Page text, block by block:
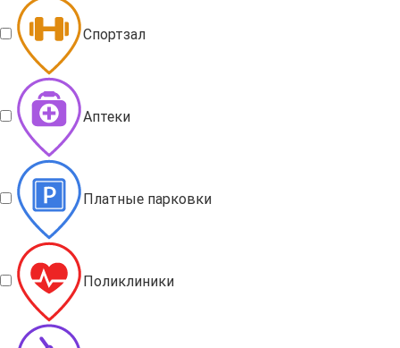
Спортзал
Аптеки
Платные парковки
Поликлиники